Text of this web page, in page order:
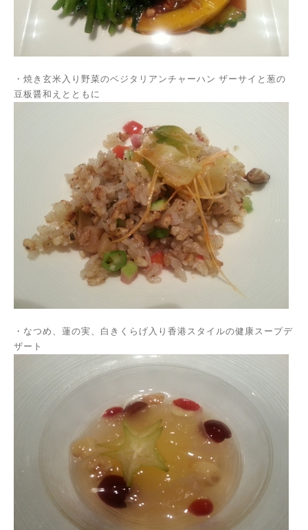
・焼き玄米入り野菜のベジタリアンチャーハン ザーサイと葱の
豆板醤和えとともに
・なつめ、蓮の実、白きくらげ入り香港スタイルの健康スープデ
ザート